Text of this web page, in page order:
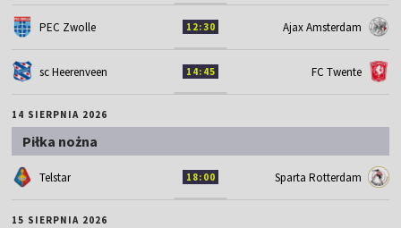
PEC Zwolle 12:30 Ajax Amsterdam
sc Heerenveen 14:45 FC Twente
14 SIERPNIA 2026
Piłka nożna
Telstar 18:00 Sparta Rotterdam
15 SIERPNIA 2026